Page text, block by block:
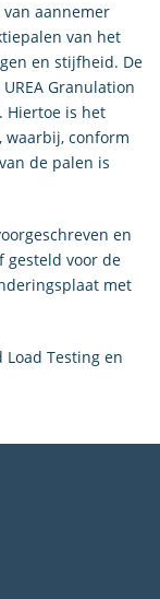
aannemer
van het
en stijfheid. De
Granulation
Hiertoe is het
waarbij, conform
de palen is
en
gesteld voor de
met
Testing en